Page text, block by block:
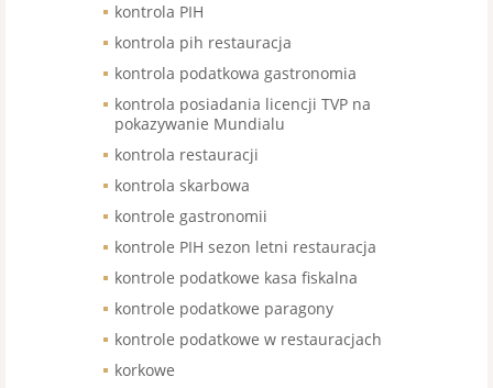
kontrola PIH
kontrola pih restauracja
kontrola podatkowa gastronomia
kontrola posiadania licencji TVP na
pokazywanie Mundialu
kontrola restauracji
kontrola skarbowa
kontrole gastronomii
kontrole PIH sezon letni restauracja
kontrole podatkowe kasa fiskalna
kontrole podatkowe paragony
kontrole podatkowe w restauracjach
korkowe